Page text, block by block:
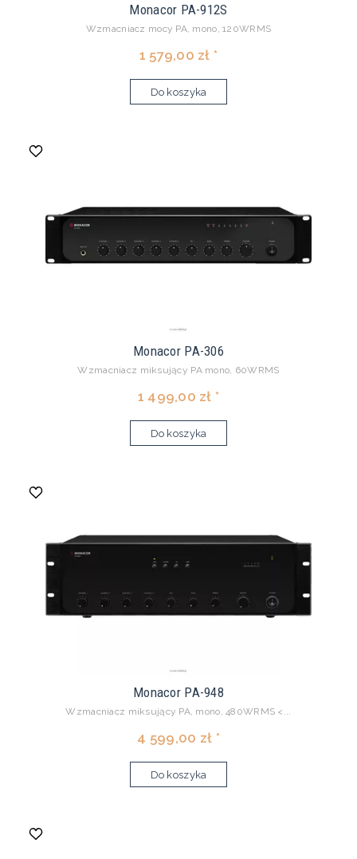
Monacor PA-912S
Wzmacniacz mocy PA, mono, 120WRMS
1 579,00 zł *
Do koszyka
Monacor PA-306
Wzmacniacz miksujący PA mono, 60WRMS
1 499,00 zł *
Do koszyka
Monacor PA-948
Wzmacniacz miksujący PA, mono, 480WRMS <...
4 599,00 zł *
Do koszyka